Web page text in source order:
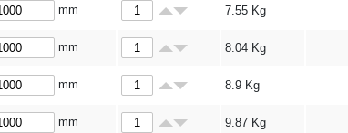
mm 7.55 Kg
mm 8.04 Kg
mm 8.9 Kg
mm 9.87 Kg